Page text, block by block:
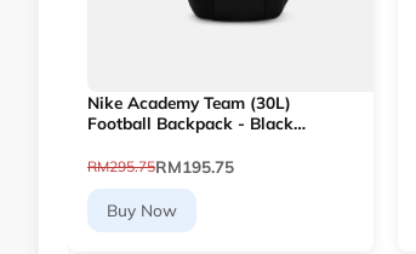
Nike Academy Team (30L)
Football Backpack - Black
RM295.75RM195.75
Buy Now